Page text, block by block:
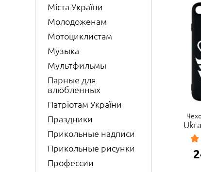
Міста України
Молодоженам
Мотоциклистам
Музыка
Мультфильмы
Парные для
влюбленных
Патріотам України
Праздники
Прикольные надписи
Прикольные рисунки
Профессии